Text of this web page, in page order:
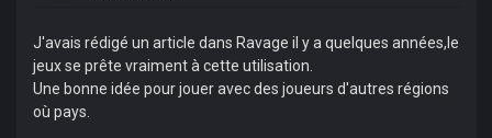
J'avais rédigé un article dans Ravage il y a quelques années,le
jeux se prête vraiment à cette utilisation.
Une bonne idée pour jouer avec des joueurs d'autres régions
où pays.